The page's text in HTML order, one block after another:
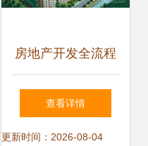
房地产开发全流程
与物业管理深度解
析
查看详情
更新时间：2026-08-04